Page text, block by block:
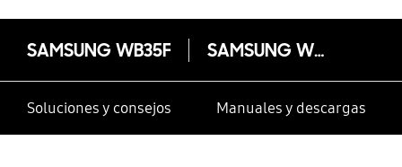
SAMSUNG WB35F SAMSUNG WB35F
Soluciones y consejos Manuales y descargas